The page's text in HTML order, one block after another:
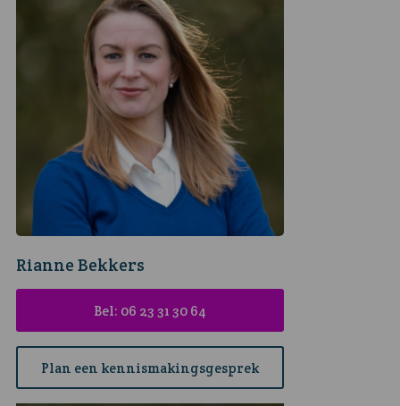
Rianne Bekkers
Bel: 06 23 31 30 64
Plan een kennismakingsgesprek